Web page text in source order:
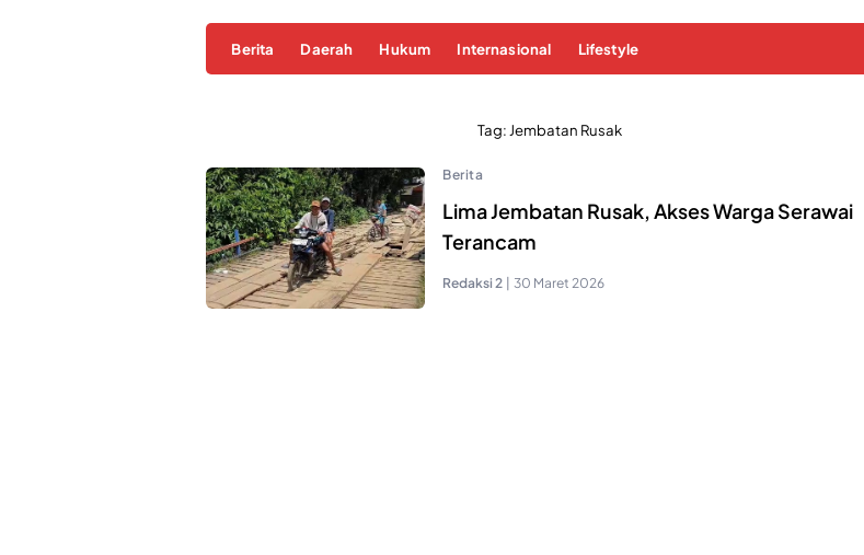
Berita Daerah Hukum Internasional Lifestyle
Tag: Jembatan Rusak
Berita
Lima Jembatan Rusak, Akses Warga Serawai
Terancam
Redaksi 2 30 Maret 2026